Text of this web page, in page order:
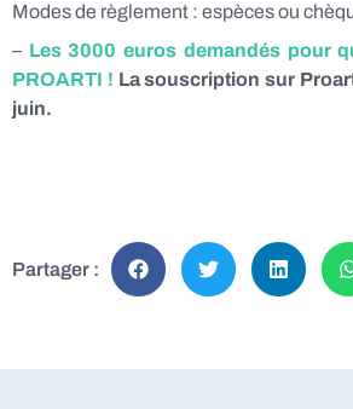
Modes de règlement : espèces ou
– Les 3000 euros demandés pour
PROARTI ! La souscription sur
juin.
Partager :